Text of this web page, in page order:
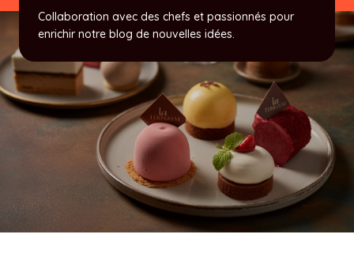
Collaboration avec des chefs et passionnés pour
enrichir notre blog de nouvelles idées.